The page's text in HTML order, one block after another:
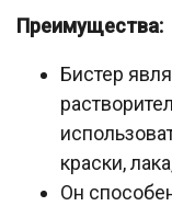
Преимущества:
Бистер
краски,
Он